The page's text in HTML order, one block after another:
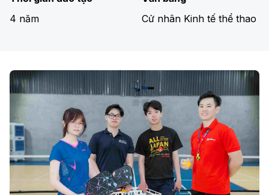
4 năm
Cử nhân Kinh tế thể thao